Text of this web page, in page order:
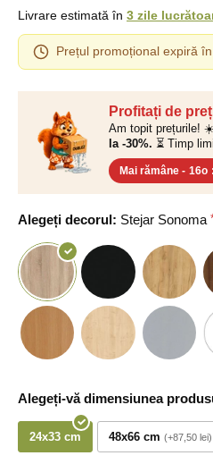
Profitați de
Am topit prețurile!
la -30%. ⏳ Timp
Mai rămâne - 16o :
Alegeți decorul: Stejar Sonoma
Alegeți-vă dimensiunea
24x33 cm 48x66 cm +87,50 lei
Livrare estimată în 3 zile
Prețul promoțional expiră în